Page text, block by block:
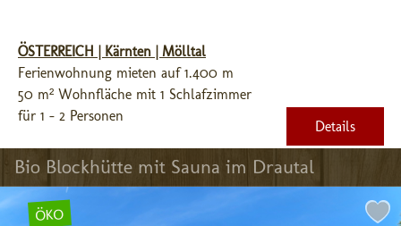
ÖSTERREICH | Kärnten | Mölltal
Ferienwohnung mieten auf 1.400 m
50 m² Wohnfläche mit 1 Schlafzimmer
für 1 - 2 Personen
Details
Bio Blockhütte mit Sauna im Drautal
ÖKO